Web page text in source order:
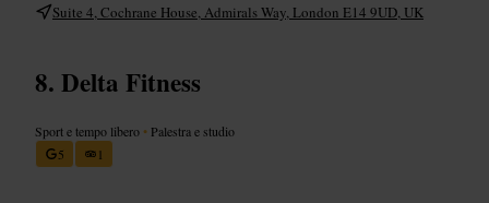
Suite 4, Cochrane House, Admirals Way, London E14 9UD, UK
Delta Fitness
Sport e tempo libero • Palestra e studio
5
1